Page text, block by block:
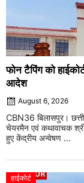
फोन टैपिंग को
आदेश
August 6, 2026
CBN36 बिलासपुर।
चेयरमैन एवं कथावाचक
हुए केंद्रीय अन्वेषण ...
हाईकोर्ट